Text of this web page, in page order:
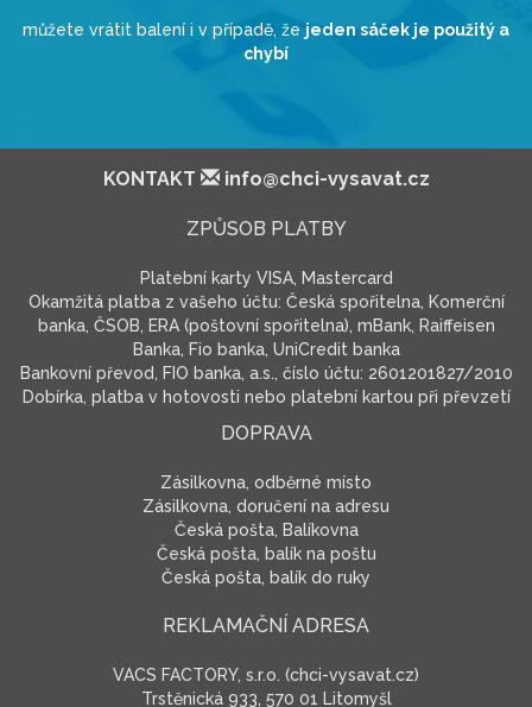
můžete vrátit balení i v případě, že jeden sáček je použitý a
chybí
KONTAKT info@chci-vysavat.cz
ZPŮSOB PLATBY
Platební karty VISA, Mastercard
Okamžitá platba z vašeho účtu: Česká spořitelna, Komerční
banka, ČSOB, ERA (poštovní spořitelna), mBank, Raiffeisen
Banka, Fio banka, UniCredit banka
Bankovní převod, FIO banka, a.s., číslo účtu: 2601201827/2010
Dobírka, platba v hotovosti nebo platební kartou při převzetí
DOPRAVA
Zásilkovna, odběrné místo
Zásilkovna, doručení na adresu
Česká pošta, Balíkovna
Česká pošta, balík na poštu
Česká pošta, balík do ruky
REKLAMAČNÍ ADRESA
VACS FACTORY, s.r.o. (chci-vysavat.cz)
Trstěnická 933, 570 01 Litomyšl